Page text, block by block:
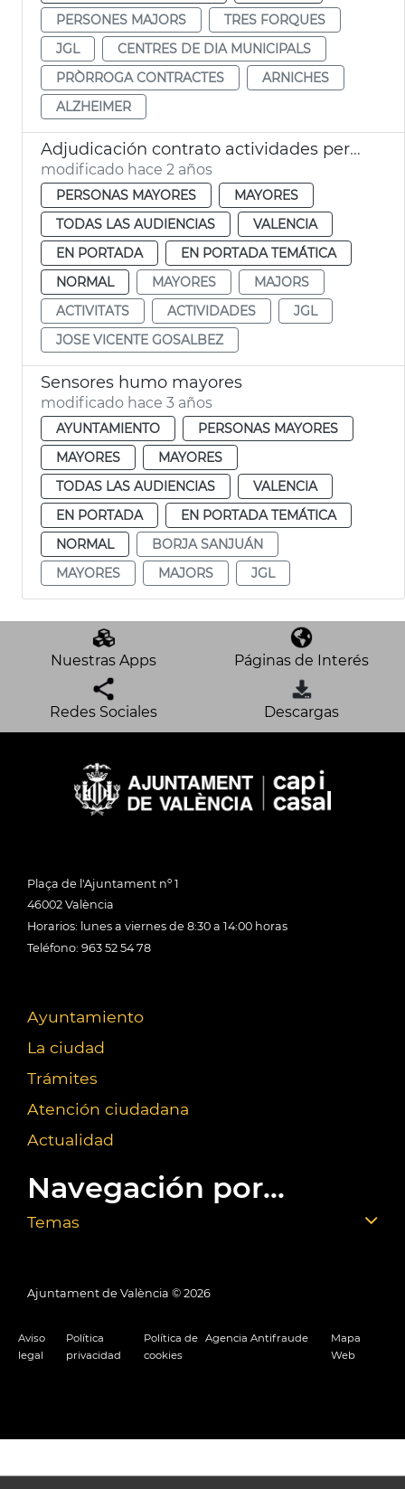
PERSONES MAJORS
TRES FORQUES
JGL
CENTRES DE DIA MUNICIPALS
PRÒRROGA CONTRACTES
ARNICHES
ALZHEIMER
Adjudicación contrato actividades personas mayores
modificado hace 2 años
PERSONAS MAYORES
MAYORES
TODAS LAS AUDIENCIAS
VALENCIA
EN PORTADA
EN PORTADA TEMÁTICA
NORMAL
MAYORES
MAJORS
ACTIVITATS
ACTIVIDADES
JGL
JOSE VICENTE GOSALBEZ
Sensores humo mayores
modificado hace 3 años
AYUNTAMIENTO
PERSONAS MAYORES
MAYORES
MAYORES
TODAS LAS AUDIENCIAS
VALENCIA
EN PORTADA
EN PORTADA TEMÁTICA
NORMAL
BORJA SANJUÁN
MAYORES
MAJORS JGL
Nuestras Apps Páginas de Interés
Redes Sociales Descargas
Plaça de l'Ajuntament nº 1
46002 València
Horarios: lunes a viernes de 8:30 a 14:00 horas
Teléfono: 963 52 54 78
Ayuntamiento
La ciudad
Trámites
Atención ciudadana
Actualidad
Navegación por...
Temas
Ajuntament de València © 2026
Aviso
legal
Política
privacidad
Política de
cookies
Agencia Antifraude
Mapa
Web